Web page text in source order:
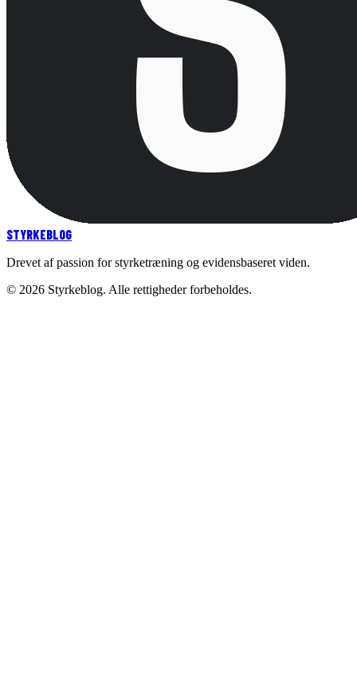
STYRKEBLOG
Drevet af passion for styrketræning og evidensbaseret viden.
© 2026 Styrkeblog. Alle rettigheder forbeholdes.